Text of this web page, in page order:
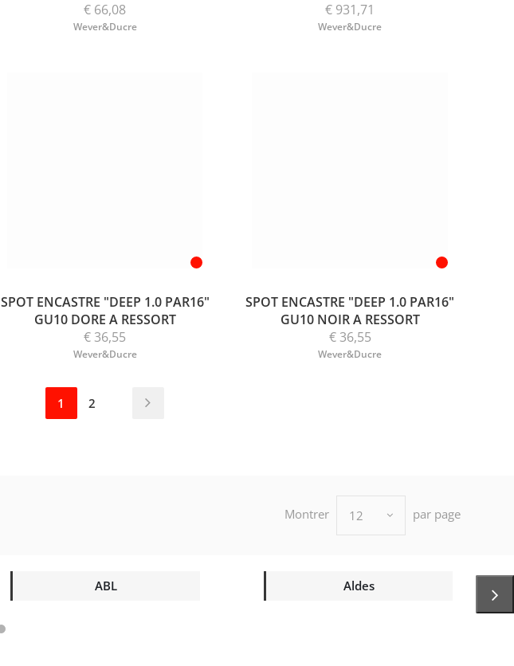
€ 66,08
Wever&Ducre
€ 931,71
Wever&Ducre
SPOT ENCASTRE "DEEP 1.0 PAR16"
GU10 DORE A RESSORT
€ 36,55
Wever&Ducre
SPOT ENCASTRE "DEEP 1.0 PAR16"
GU10 NOIR A RESSORT
€ 36,55
Wever&Ducre
1 2
Montrer 12 par page
ABL Aldes